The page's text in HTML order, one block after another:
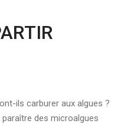
ils carburer aux algues ?
des microalgues